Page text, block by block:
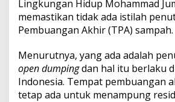
w
u
n
P
r
a
k
Lingkungan Hidup Mohammad
memastikan tidak ada istilah
Pembuangan Akhir (TPA) sampah.
Menurutnya, yang ada adalah
open dumpingdan hal itu berlaku
Indonesia. Tempat pembuangan
tetap ada untuk menampung